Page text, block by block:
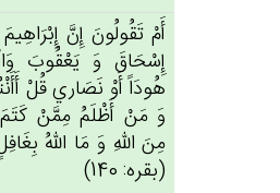
أَم‌ْ تَقُولُون‌َ إِن‌َّ
إِسْحَاق‌َ وَ يَعْقُوب‌َ
هُودَاً أَوْ نَصَاري‌ قُل‌ْ
وَ مَن‌ْ أَظْلَم‌ُ مِمَّن‌ْ
مِن‌َ الله‌ِ وَ مَا الله‌ُ
(بقره: 140)